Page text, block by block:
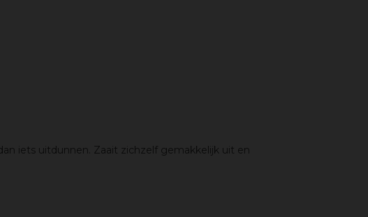
iets uitdunnen. Zaait zichzelf gemakkelijk uit en